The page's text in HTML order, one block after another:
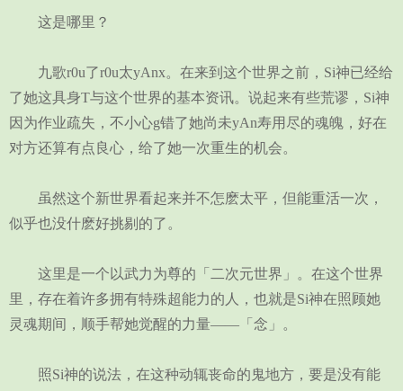
这是哪里？
九歌r0u了r0u太yAnx。在来到这个世界之前，Si神已经给
了她这具身T与这个世界的基本资讯。说起来有些荒谬，Si神
因为作业疏失，不小心g错了她尚未yAn寿用尽的魂魄，好在
对方还算有点良心，给了她一次重生的机会。
虽然这个新世界看起来并不怎麽太平，但能重活一次，
似乎也没什麽好挑剔的了。
这里是一个以武力为尊的「二次元世界」。在这个世界
里，存在着许多拥有特殊超能力的人，也就是Si神在照顾她
灵魂期间，顺手帮她觉醒的力量——「念」。
照Si神的说法，在这种动辄丧命的鬼地方，要是没有能